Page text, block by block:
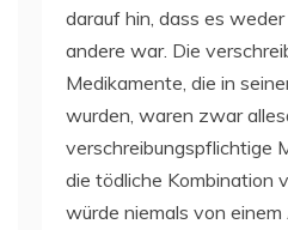
darauf hin, dass es
andere war. Die
Medikamente, die in
wurden, waren zwar
verschreibungspflichtige
die tödliche Kombination
würde niemals von